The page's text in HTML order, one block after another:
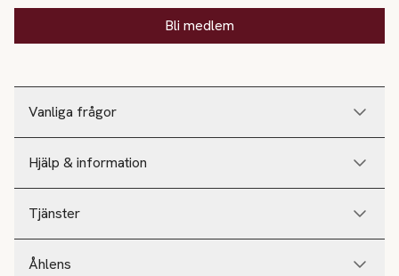
Vanliga frågor
Hjälp & information
Tjänster
Åhlens
Bli medlem